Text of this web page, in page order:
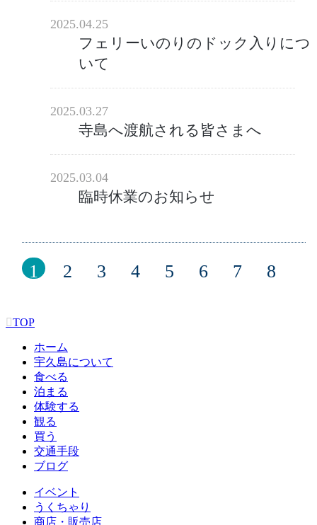
2025.04.25
フェリーいのりのドック入りにつ
いて
2025.03.27
寺島へ渡航される皆さまへ
2025.03.04
臨時休業のお知らせ
1 2 3 4 5 6 7 8
TOP
ホーム
宇久島について
食べる
泊まる
体験する
観る
買う
交通手段
ブログ
イベント
うくちゃり
商店・販売店